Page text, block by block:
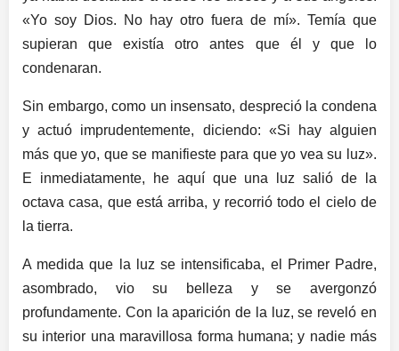
«Yo soy Dios. No hay otro fuera de mí». Temía que
supieran que existía otro antes que él y que lo
condenaran.
Sin embargo, como un insensato, despreció la condena
y actuó imprudentemente, diciendo: «Si hay alguien
más que yo, que se manifieste para que yo vea su luz».
E inmediatamente, he aquí que una luz salió de la
octava casa, que está arriba, y recorrió todo el cielo de
la tierra.
A medida que la luz se intensificaba, el Primer Padre,
asombrado, vio su belleza y se avergonzó
profundamente. Con la aparición de la luz, se reveló en
su interior una maravillosa forma humana; y nadie más